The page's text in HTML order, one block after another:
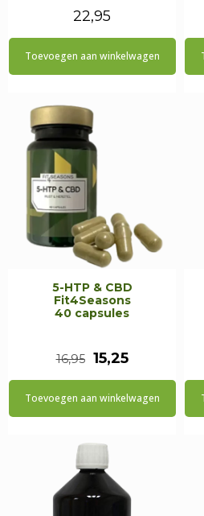
22,95
Toevoegen aan winkelwagen
5-HTP & CBD
Fit4Seasons
40 capsules
16,95 Oorspronkelijke
prijs
15,25Huidige
prijs
Toevoegen aan winkelwagen